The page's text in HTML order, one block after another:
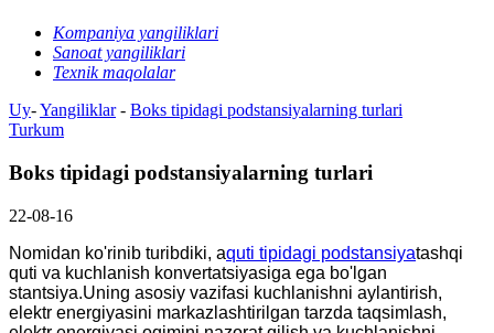
Kompaniya yangiliklari
Sanoat yangiliklari
Texnik maqolalar
Uy-Yangiliklar- Boks tipidagi podstansiyalarning turlari
Turkum
Boks tipidagi podstansiyalarning turlari
22-08-16
Nomidan ko'rinib turibdiki, aquti tipidagi podstansiyatashqi
quti va kuchlanish konvertatsiyasiga ega bo'lgan
stantsiya.Uning asosiy vazifasi kuchlanishni aylantirish,
elektr energiyasini markazlashtirilgan tarzda taqsimlash,